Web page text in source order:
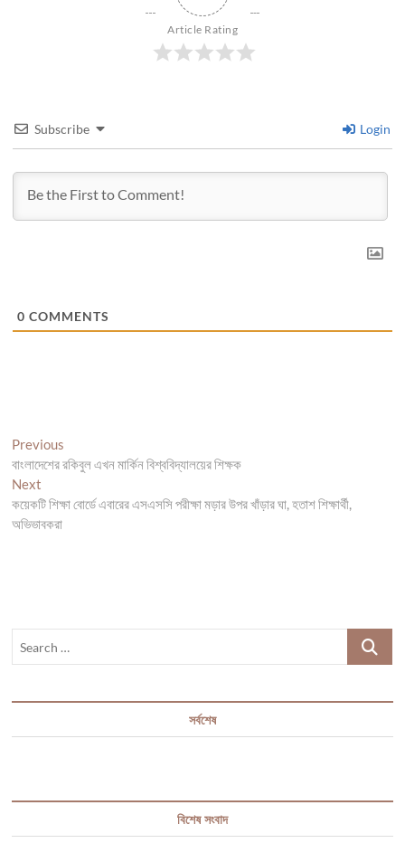
Article Rating
Subscribe Login
0 COMMENTS
Post
navigation
Previous
post:
বাংলাদেশের রকিবুল এখন মার্কিন বিশ্ববিদ্যালয়ের শিক্ষক
Next
post:
কয়েকটি শিক্ষা বোর্ডে এবারের এসএসসি পরীক্ষা মড়ার উপর খাঁড়ার ঘা, হতাশ শিক্ষার্থী,
অভিভাবকরা
Search
সর্বশেষ
বিশেষ সংবাদ